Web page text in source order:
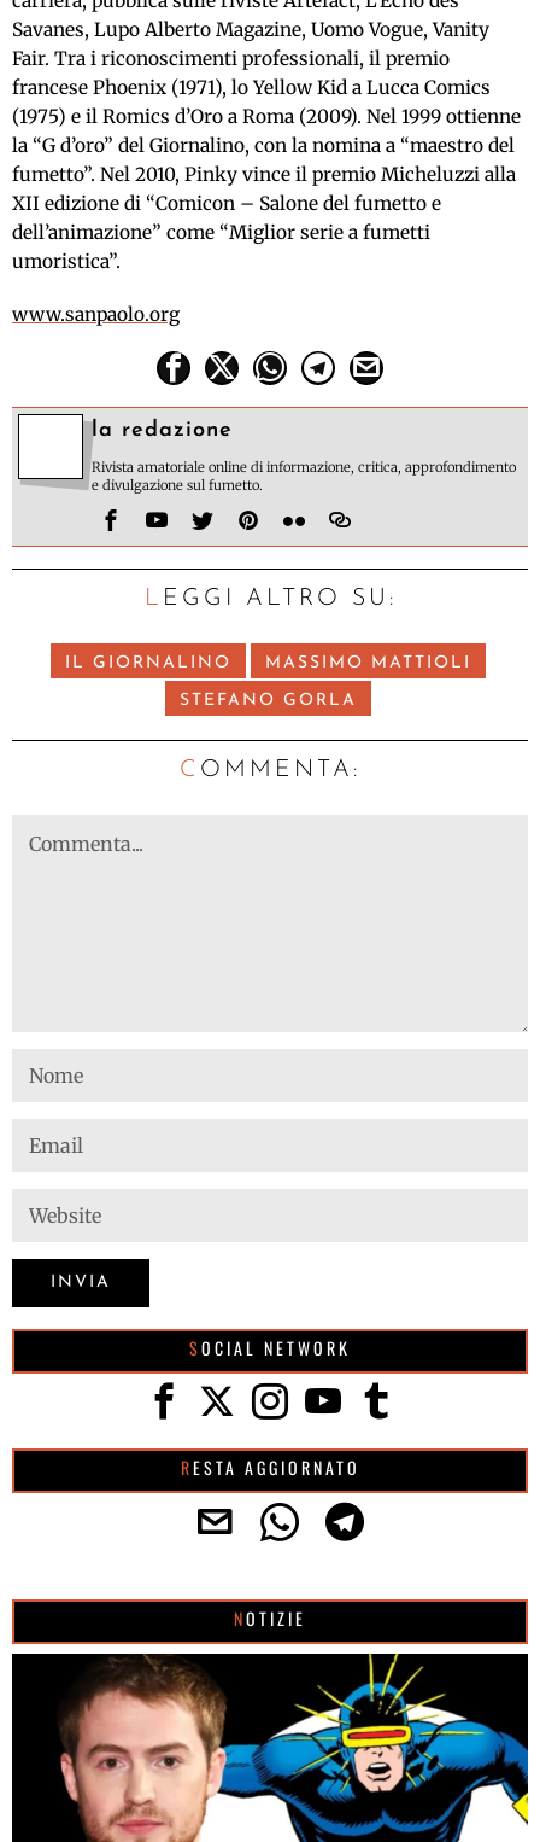
Savanes, Lupo Alberto Magazine, Uomo Vogue, Vanity
Fair. Tra i riconoscimenti professionali, il premio
francese Phoenix (1971), lo Yellow Kid a Lucca Comics
(1975) e il Romics d’Oro a Roma (2009). Nel 1999 ottienne
la “G d’oro” del Giornalino, con la nomina a “maestro del
fumetto”. Nel 2010, Pinky vince il premio Micheluzzi alla
XII edizione di “Comicon – Salone del fumetto e
dell’animazione” come “Miglior serie a fumetti
umoristica”.
www.sanpaolo.org
la redazione
Rivista amatoriale online di informazione, critica, approfondimento
e divulgazione sul fumetto.
LEGGI ALTRO SU:
IL GIORNALINO MASSIMO MATTIOLI
STEFANO GORLA
C OMMENTA:
SOCIAL NETWORK
RESTA AGGIORNATO
NOTIZIE